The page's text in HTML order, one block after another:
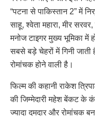
“पटना से पाकिस्तान 2” में
साहू, श्वेता महारा, मीर
मनोज टाइगर मुख्य भूमिका में
सबसे बड़े चेहरों में गिनी
रोमांचक होने वाली है।
फिल्म की कहानी राकेश
की जिम्मेदारी महेश बेंकट के
ज्यादा दमदार और रोमांचक